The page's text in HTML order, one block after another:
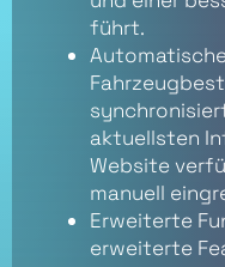
führt.
aktuellsten
Website
manuell
Erweiterte
erweiterte